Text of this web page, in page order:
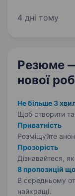
виробничої
4 дні тому
Резюме
нової
Не більше 3
Щоб створити
Приватність
Розміщуйте
Прозорість
Дізнавайтеся,
8 пропозицій
В середньому
найкращі.